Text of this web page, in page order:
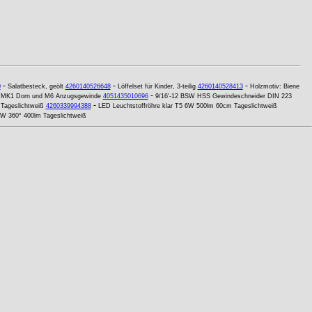
- Salatbesteck, geölt 4260140526648- Löffelset für Kinder, 3-teilig 4260140528413- Holzmotiv: Biene
Dorn und M6 Anzugsgewinde 4051435010696- 9/16'-12 BSW HSS Gewindeschneider DIN 223
4260339994388- LED Leuchtstoffröhre klar T5 6W 500lm 60cm Tageslichtweiß
360° 400lm Tageslichtweiß